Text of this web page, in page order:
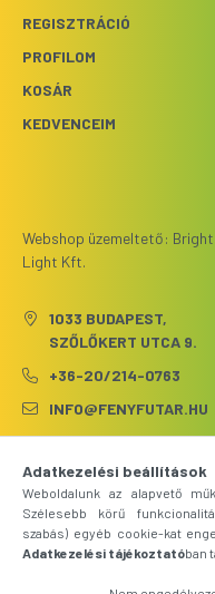
REGISZTRÁCIÓ
PROFILOM
KOSÁR
KEDVENCEIM
Webshop üzemeltető: Bright
Light Kft.
1033 BUDAPEST,
SZŐLŐKERT UTCA 9.
+36-20/214-0763
INFO@FENYFUTAR.HU
Adatkezelési beállítások
Weboldalunk az alapvető
Szélesebb körű
szabás) egyéb cookie-kat
Adatkezelési tájékoztatóban